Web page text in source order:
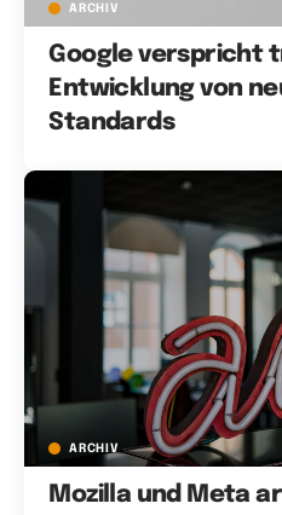
ARCHIV
Google verspricht
Entwicklung von
Standards
ARCHIV
Mozilla und Meta